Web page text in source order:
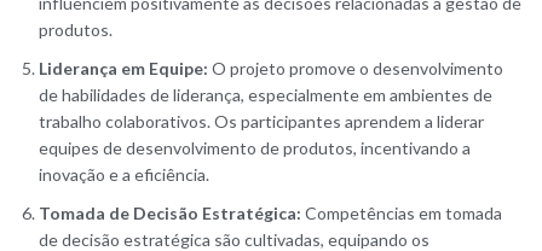
produtos.
Liderança em Equipe: O projeto promove o desenvolvimento
de habilidades de liderança, especialmente em ambientes de
trabalho colaborativos. Os participantes aprendem a liderar
equipes de desenvolvimento de produtos, incentivando a
inovação e a eficiência.
Tomada de Decisão Estratégica: Competências em tomada
de decisão estratégica são cultivadas, equipando os